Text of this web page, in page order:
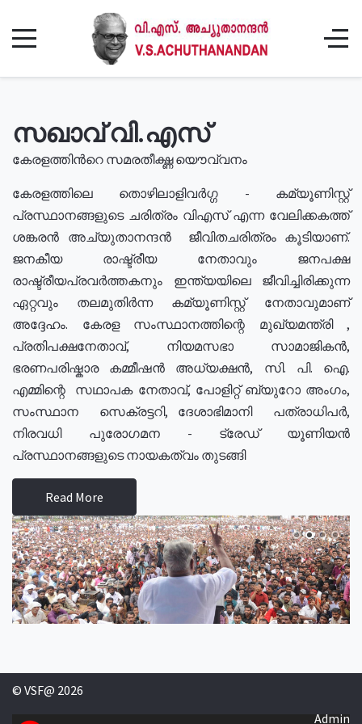
സഖാവ് വി.എസ്
കേരളത്തിൻറെ സമരതീക്ഷ്ണ യൌവ്വനം
കേരളത്തിലെ തൊഴിലാളിവർഗ്ഗ - കമ്യൂണിസ്റ്റ്
പ്രസ്ഥാനങ്ങളുടെ ചരിത്രം വിഎസ് എന്ന വേലിക്കകത്ത്
ശങ്കരൻ അച്യുതാനന്ദൻ ജീവിതചരിത്രം കൂടിയാണ്.
ജനകീയ രാഷ്ട്രീയ നേതാവും ജനപക്ഷ
രാഷ്ട്രീയപ്രവർത്തകനും ഇന്ത്യയിലെ ജീവിച്ചിരിക്കുന്ന
ഏറ്റവും തലമുതിർന്ന കമ്യൂണിസ്റ്റ് നേതാവുമാണ്
അദ്ദേഹം. കേരള സംസ്ഥാനത്തിന്റെ മുഖ്യമന്ത്രി ,
പ്രതിപക്ഷനേതാവ്, നിയമസഭാ സാമാജികൻ,
ഭരണപരിഷ്കാര കമ്മീഷൻ അധ്യക്ഷൻ, സി. പി. ഐ.
എമ്മിന്റെ സഥാപക നേതാവ്, പോളിറ്റ് ബ്യുറോ അംഗം,
സംസ്ഥാന സെക്രട്ടറി, ദേശാഭിമാനി പത്രാധിപർ,
നിരവധി പുരോഗമന - ട്രേഡ് യൂണിയൻ
പ്രസ്ഥാനങ്ങളുടെ നായകത്വം തുടങ്ങി
Read More
© VSF@ 2026
Admin